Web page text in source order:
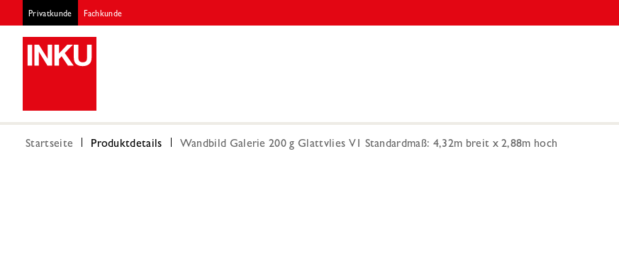
Privatkunde Fachkunde
Startseite Produktdetails Wandbild Galerie 200 g Glattvlies V1 Standardmaß: 4,32m breit x 2,88m hoch